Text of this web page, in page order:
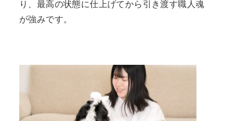
り、最高の状態に仕上げてから引き渡す職人魂
が強みです。